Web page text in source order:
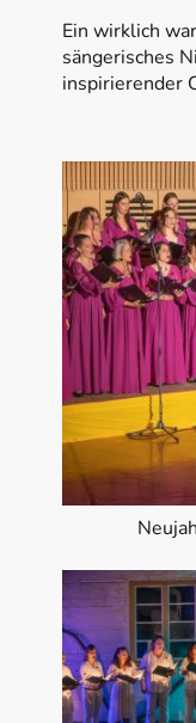
Ein wirklich
sängerisches
inspirierender